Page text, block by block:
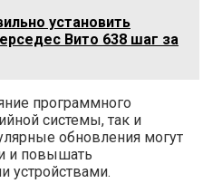
установить
Вито 638 шаг за
программного
системы, так и
обновления могут
и повышать
устройствами.